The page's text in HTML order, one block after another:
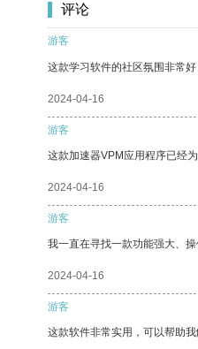
评论
游客
这款学习软件的社区氛围非常
2024-04-16
游客
这款加速器VPM应用程序已经
2024-04-16
游客
我一直在寻找一款功能强大、
2024-04-16
游客
这款软件非常实用，可以帮助我